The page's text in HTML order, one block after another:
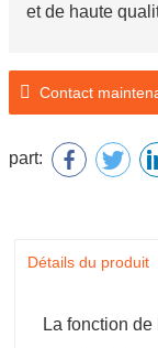
et de haute
Contact
part:
Détails du produit
La fonction